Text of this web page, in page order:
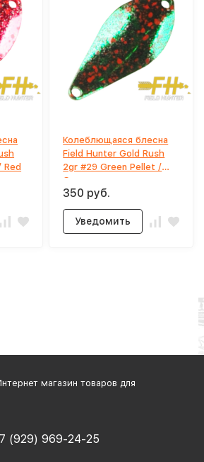
Red
Колеблющаяся блесна
Field Hunter Gold Rush
2gr #29 Green Pellet /
Green
350 руб.
Уведомить
магазин товаров для
(929) 969-24-25